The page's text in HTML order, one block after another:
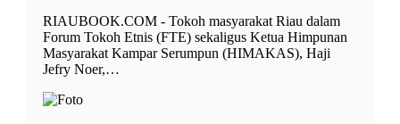
RIAUBOOK.COM - Tokoh masyarakat Riau dalam
Forum Tokoh Etnis (FTE) sekaligus Ketua Himpunan
Masyarakat Kampar Serumpun (HIMAKAS), Haji
Jefry Noer,…